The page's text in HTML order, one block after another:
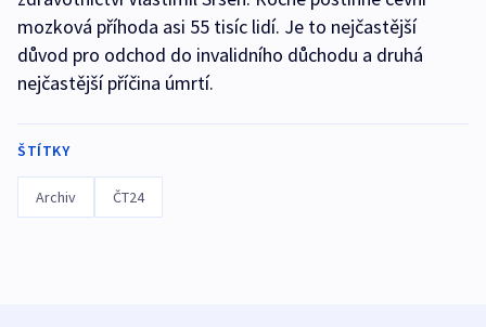
mozková příhoda asi 55 tisíc lidí. Je to nejčastější
důvod pro odchod do invalidního důchodu a druhá
nejčastější příčina úmrtí.
ŠTÍTKY
Archiv ČT24